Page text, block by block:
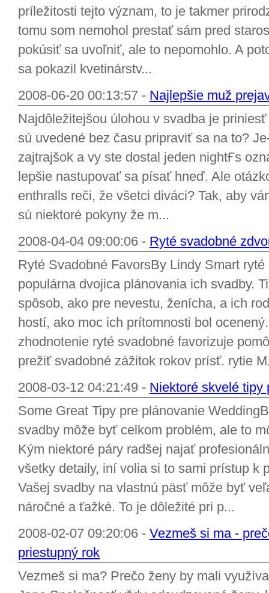
príležitosti tejto význam, to je takmer
tomu som nemohol prestať sám pred
pokúsiť sa uvoľniť, ale to nepomohlo. A
sa pokazil kvetinárstv...
2008-06-20 00:13:57 - Najlepšie muž
Najdôležitejšou úlohou v svadba je
sú uvedené bez času pripraviť sa na to?
zajtrajšok a vy ste dostal jeden nightҒs
lepšie nastupovať sa písať hneď. Ale
enthralls reči, že všetci diváci? Tak, aby
sú niektoré pokyny že m...
2008-04-04 09:00:06 - Ryté svadobné
Ryté Svadobné FavorsBy Lindy Smart
populárna dvojica plánovania ich svadby.
spôsob, ako pre nevestu, ženícha, a ich
hostí, ako moc ich prítomnosti bol
zhodnotenie ryté svadobné favorizuje
prežiť svadobné zážitok rokov prísť. rytie
2008-03-12 04:21:49 - Niektoré skvelé tipy
Some Great Tipy pre plánovanie
svadby môže byť celkom problém, ale to
Kým niektoré páry radšej najať
všetky detaily, iní volia si to sami prístup k
Vašej svadby na vlastnú päsť môže byť
náročné a ťažké. To je dôležité pri p...
2008-02-07 09:20:06 - Vezmeš si ma -
priestupný rok
Vezmeš si ma? Prečo ženy by mali